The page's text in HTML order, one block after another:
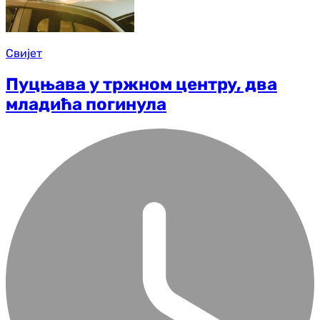
Свијет
Пуцњава у тржном центру, два
младића погинула